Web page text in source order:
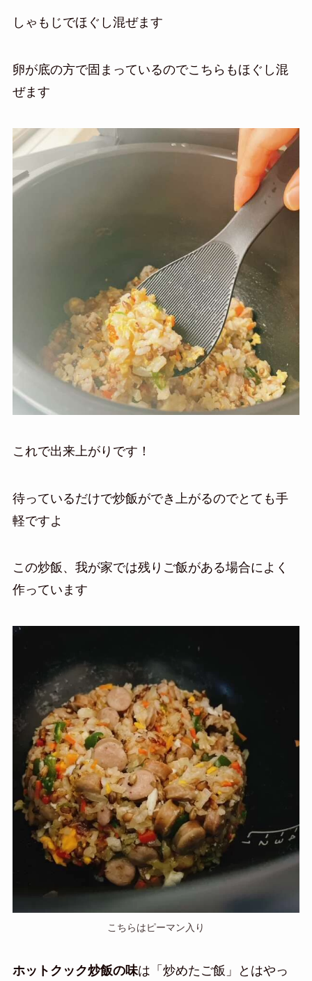
しゃもじでほぐし混ぜます
卵が底の方で固まっているのでこちらもほぐし混
ぜます
これで出来上がりです！
待っているだけで炒飯ができ上がるのでとても手
軽ですよ
この炒飯、我が家では残りご飯がある場合によく
作っています
こちらはピーマン入り
ホットクック炒飯の味は「炒めたご飯」とはやっ